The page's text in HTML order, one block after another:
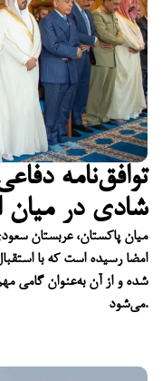
توافق‌نامه
شادی در میان
میان پاکستان، عربستان
امضا رسیده است که با
شده و از آن به‌عنوان گامی
می‌شود.